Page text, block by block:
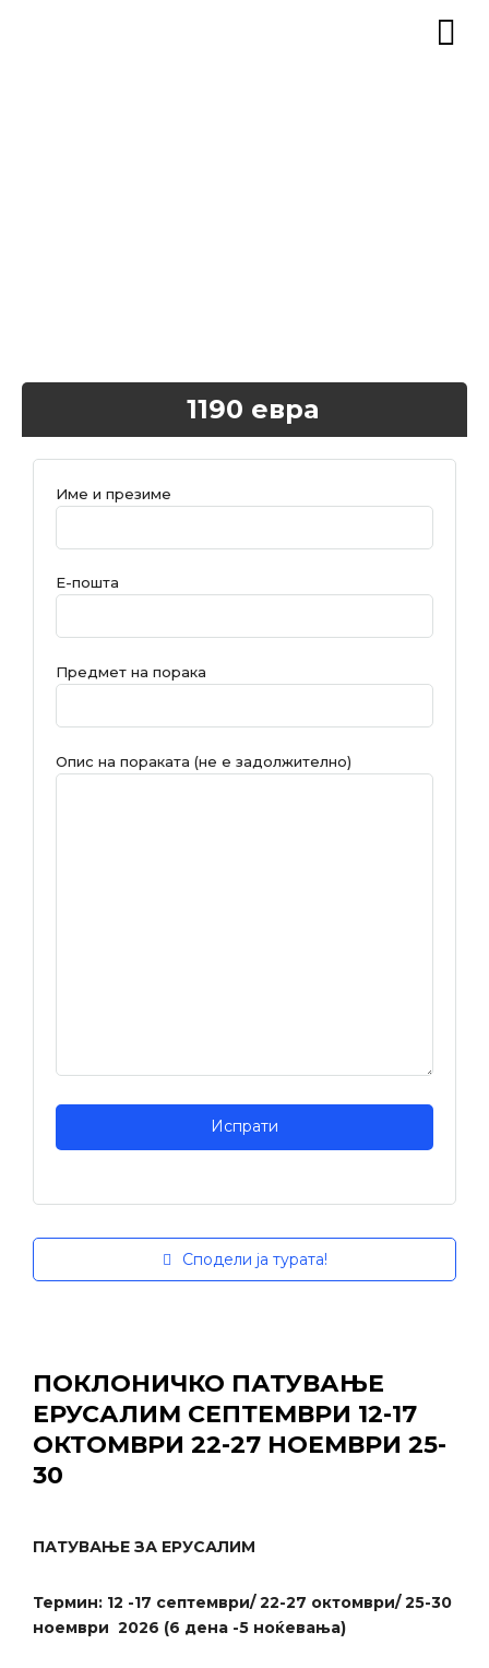
1190 евра
Име и презиме
Е-пошта
Предмет на порака
Опис на пораката (не е задолжително)
Сподели ја турата!
ПОКЛОНИЧКО ПАТУВАЊЕ
ЕРУСАЛИМ СЕПТЕМВРИ 12-17
ОКТОМВРИ 22-27 НОЕМВРИ 25-
30
ПАТУВАЊЕ ЗА ЕРУСАЛИМ
Термин: 12 -17 септември/ 22-27 октомври/ 25-30
ноември 2026 (6 дена -5 ноќевања)